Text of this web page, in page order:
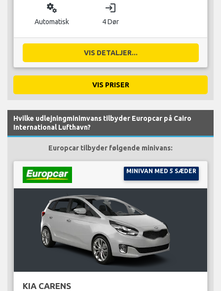
miscellaneous_services
Automatisk
login
4 Dør
VIS DETALJER...
VIS PRISER
Hvilke udlejningminimvans tilbyder Europcar på Cairo
International Lufthavn?
Europcar tilbyder følgende minivans:
MINIVAN MED 5 SÆDER
KIA CARENS